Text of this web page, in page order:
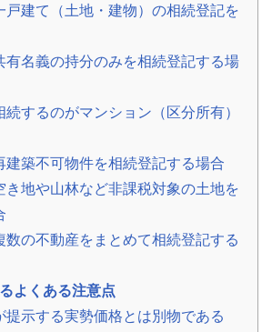
建て（土地・建物）の相続登記を
名義の持分のみを相続登記する場
するのがマンション（区分所有）
築不可物件を相続登記する場合
地や山林など非課税対象の土地を
の不動産をまとめて相続登記する
よくある注意点
提示する実勢価格とは別物である